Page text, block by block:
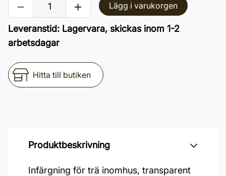
Lägg i varukorgen
Leveranstid: Lagervara, skickas inom 1-2
arbetsdagar
Hitta till butiken
Produktbeskrivning
Infärgning för trä inomhus, transparent